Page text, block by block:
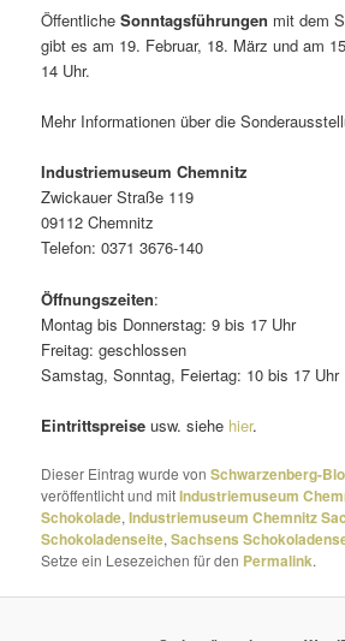
ÖffentlicheSonntagsführungen mit dem
gibt es am 19. Februar, 18. März und am
14 Uhr.
Mehr Informationen über die
Industriemuseum Chemnitz
Zwickauer Straße 119
09112 Chemnitz
Telefon: 0371 3676-140
Öffnungszeiten:
Montag bis Donnerstag: 9 bis 17 Uhr
Freitag: geschlossen
Samstag, Sonntag, Feiertag: 10 bis 17 Uhr
Eintrittspreise usw. siehe hier.
Dieser Eintrag wurde vonSchwarzenberg-
veröffentlicht und mitIndustriemuseum
Schokolade,Industriemuseum Chemnitz
Schokoladenseite,Sachsens
Setze ein Lesezeichen für den Permalink.